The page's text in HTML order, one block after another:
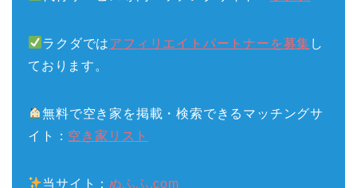
ラクダではアフィリエイトパートナーを募集 し
ております。
無料で空き家を掲載・検索できるマッチングサ
イト： 空き家リスト
当サイト：ぬふふ.com